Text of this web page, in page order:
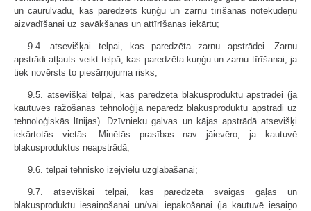
un cauruļvadu, kas paredzēts kuņģu un zarnu tīrīšanas notekūdeņu
aizvadīšanai uz savākšanas un attīrīšanas iekārtu;
9.4. atsevišķai telpai, kas paredzēta zarnu apstrādei. Zarnu
apstrādi atļauts veikt telpā, kas paredzēta kuņģu un zarnu tīrīšanai, ja
tiek novērsts to piesārņojuma risks;
9.5. atsevišķai telpai, kas paredzēta blakusproduktu apstrādei (ja
kautuves ražošanas tehnoloģija neparedz blakusproduktu apstrādi uz
tehnoloģiskās līnijas). Dzīvnieku galvas un kājas apstrādā atsevišķi
iekārtotās vietās. Minētās prasības nav jāievēro, ja kautuvē
blakusproduktus neapstrādā;
9.6. telpai tehnisko izejvielu uzglabāšanai;
9.7. atsevišķai telpai, kas paredzēta svaigas gaļas un
blakusproduktu iesaiņošanai un/vai iepakošanai (ja kautuvē iesaiņo